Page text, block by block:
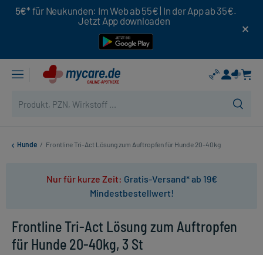
5€* für Neukunden: Im Web ab 55€ | In der App ab 35€.
Jetzt App downloaden
Hunde / Frontline Tri-Act Lösung zum Auftropfen für Hunde 20-40kg
Nur für kurze Zeit: Gratis-Versand* ab 19€
Mindestbestellwert!
Frontline Tri-Act Lösung zum Auftropfen
für Hunde 20-40kg, 3 St